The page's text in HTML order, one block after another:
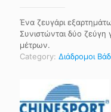
Ένα ζευγάρι
Συνιστώνται δύο
μέτρων.
Category: Διάδρομοι